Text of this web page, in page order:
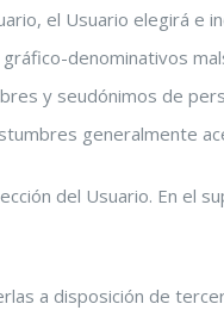
el Usuario elegirá
denominativos
y seudónimos de
generalmente
del Usuario. En el
a disposición de